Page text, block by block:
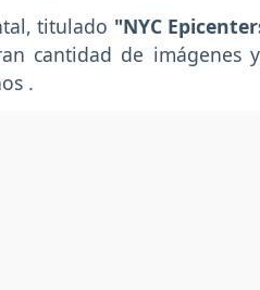
titulado "NYC
cantidad de imágenes
.